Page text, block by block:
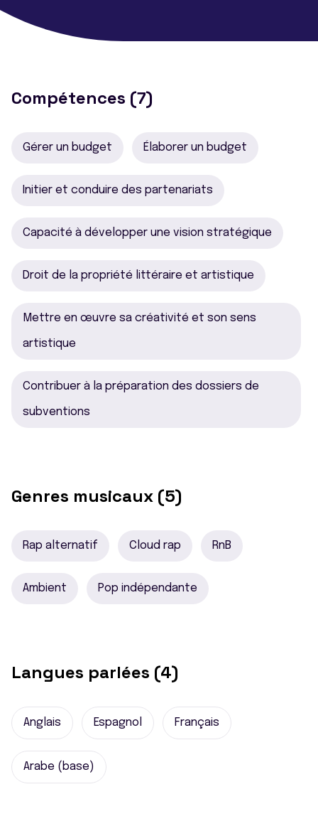
Compétences (7)
Gérer un budget Élaborer un budget
Initier et conduire des partenariats
Capacité à développer une vision stratégique
Droit de la propriété littéraire et artistique
Mettre en œuvre sa créativité et son sens
artistique
Contribuer à la préparation des dossiers de
subventions
Genres musicaux (5)
Rap alternatif Cloud rap RnB
Ambient Pop indépendante
Langues parlées (4)
Anglais Espagnol Français
Arabe (base)